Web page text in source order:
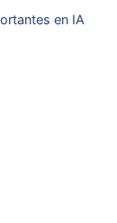
en IA